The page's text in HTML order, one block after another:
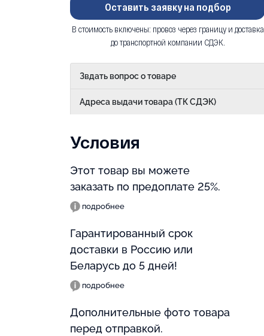
Оставить заявку на подбор
В стоимость включены: провоз через границу и доставка
до транспортной компании СДЭК.
Звдать вопрос о товаре
Адреса выдачи товара (ТК СДЭК)
Условия
Этот товар вы можете
заказать по предоплате 25%.
подробнее
Гарантированный срок
доставки в Россию или
Беларусь до 5 дней!
подробнее
Дополнительные фото товара
перед отправкой.